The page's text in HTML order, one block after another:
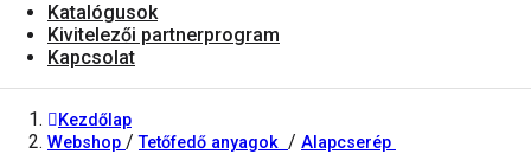
Katalógusok
Kivitelezői partnerprogram
Kapcsolat
Kezdőlap
Webshop /Tetőfedő anyagok / Alapcserép